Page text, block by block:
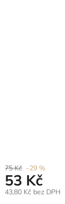
75 Kč –29 %
53 Kč
43,80 Kč bez DPH